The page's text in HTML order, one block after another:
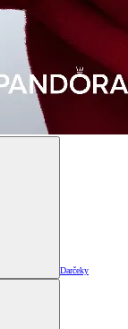
Darčeky